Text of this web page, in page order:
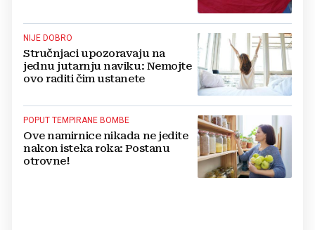
NIJE DOBRO
Stručnjaci upozoravaju na
jednu jutarnju naviku: Nemojte
ovo raditi čim ustanete
POPUT TEMPIRANE BOMBE
Ove namirnice nikada ne jedite
nakon isteka roka: Postanu
otrovne!